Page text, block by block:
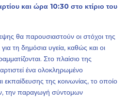
και ώρα 10:30 στο κτίριο του
θα παρουσιαστούν οι στόχοι της
τη δημόσια υγεία, καθώς και οι
Στο πλαίσιο της
ένα ολοκληρωμένο
της κοινωνίας, το οποίο
την παραγωγή σύντομων